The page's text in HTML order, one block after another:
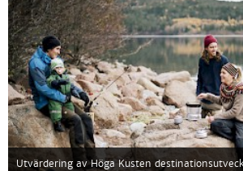
Utvärdering av Höga Kusten